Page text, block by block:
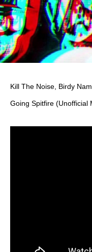
Kill The Noise, Birdy
Going Spitfire (Unofficial